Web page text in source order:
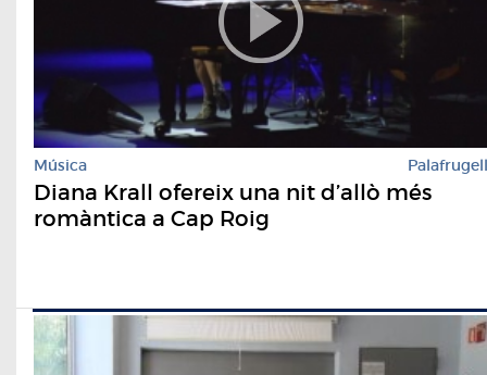
Música Palafrugell
Diana Krall ofereix una nit d’allò més
romàntica a Cap Roig